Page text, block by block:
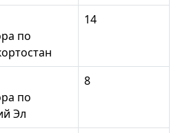
по
14
по
Эл
8